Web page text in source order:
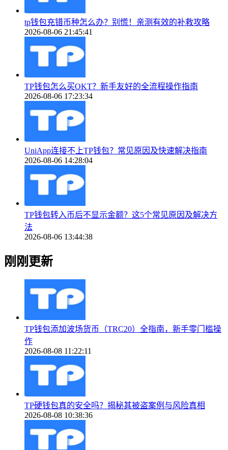
tp钱包充错币种怎么办？别慌！亲测有效的补救攻略
2026-08-06 21:45:41
TP钱包怎么买OKT？新手友好的全流程操作指南
2026-08-06 17:23:34
UniApp连接不上TP钱包？常见原因及快速解决指南
2026-08-06 14:28:04
TP钱包转入币后不显示金额？这5个常见原因及解决方
法
2026-08-06 13:44:38
刚刚更新
TP钱包添加波场货币（TRC20）全指南，新手零门槛操
作
2026-08-08 11:22:11
TP硬钱包真的安全吗？揭秘其被盗案例与风险真相
2026-08-08 10:38:36